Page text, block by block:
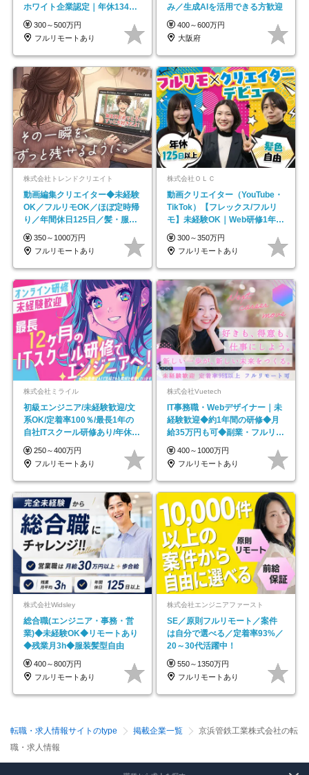
ホワイト企業認定｜年休134日
｜リモートOK
300～500万円
フルリモートあり
み／生成AIを活用できる方歓迎
400～600万円
大阪府
株式会社トレンドクリエイト
動画編集クリエイター◆未経験
OK／フルリモOK／ほぼ定時帰
り／年間休日125日／髪・服・
ネイル自由／副業OK
350～1000万円
フルリモートあり
株式会社ＯＬＣ
動画クリエイター（YouTube・
TikTok）【フレックス/フルリ
モ】未経験OK｜Web研修1年間
｜副業OK
300～350万円
フルリモートあり
株式会社ミライル
初級エンジニア/未経験歓迎/文
系OK/定着率100％/最長1年の
自社ITスクール研修あり/年休
130日
250～400万円
フルリモートあり
株式会社Vuetech
IT事務職・Webデザイナー｜未
経験歓迎◆約1年間の研修◆月
給35万円も可◆副業・フルリモ
ート可◆年休126日
400～1000万円
フルリモートあり
株式会社Widsley
総合職(エンジニア・事務・営
業)◆未経験OK◆リモートあり
◆残業月3h◆服装髪型自由
400～800万円
フルリモートあり
株式会社エンジニアファースト
SE／原則フルリモート／案件
は自分で選べる／定着率93%／
20～30代活躍中！
550～1350万円
フルリモートあり
転職・求人情報サイトのtype 掲載企業一覧
京浜管鉄工業株式会社の転
職・求人情報